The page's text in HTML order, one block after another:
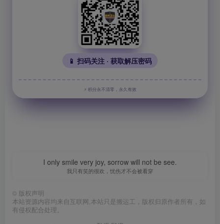
📱 扫码关注 · 获取解压密码
⚡ 积分永不清零，永久有效
I only smile very joy, sorrow will not be see.
我只有笑的很欢，忧伤才不会被看穿
© 版权声明
本站资源内容均来自互联网,本站只是搬运工，版权归原作者所有，如
有侵权配合处理。